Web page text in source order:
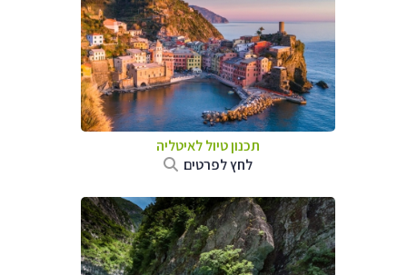
תכנון טיול לאיטליה
לחץ לפרטים